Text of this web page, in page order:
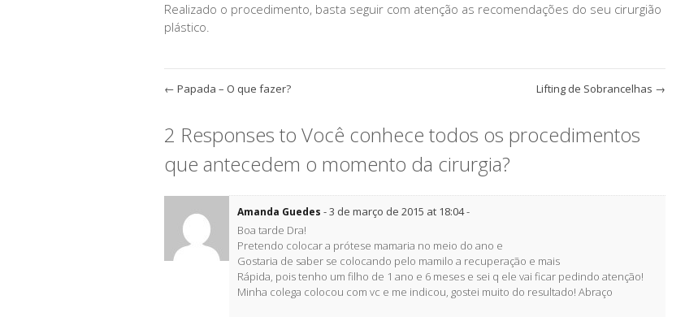
Realizado o procedimento, basta seguir com atenção as recomendações do seu cirurgião
plástico.
← Papada – O que fazer? Lifting de Sobrancelhas →
2 Responses to Você conhece todos os procedimentos
que antecedem o momento da cirurgia?
Amanda Guedes -3 de março de 2015 at 18:04-
Boa tarde Dra!
Pretendo colocar a prótese mamaria no meio do ano e
Gostaria de saber se colocando pelo mamilo a recuperação e mais
Rápida, pois tenho um filho de 1 ano e 6 meses e sei q ele vai ficar pedindo atenção!
Minha colega colocou com vc e me indicou, gostei muito do resultado! Abraço